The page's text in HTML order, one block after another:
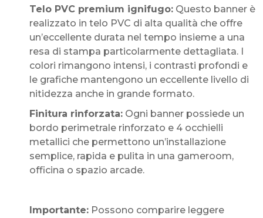
Telo PVC premium ignifugo: Questo banner è
realizzato in telo PVC di alta qualità che offre
un’eccellente durata nel tempo insieme a una
resa di stampa particolarmente dettagliata. I
colori rimangono intensi, i contrasti profondi e
le grafiche mantengono un eccellente livello di
nitidezza anche in grande formato.
Finitura rinforzata: Ogni banner possiede un
bordo perimetrale rinforzato e 4 occhielli
metallici che permettono un’installazione
semplice, rapida e pulita in una gameroom,
officina o spazio arcade.
Importante: Possono comparire leggere